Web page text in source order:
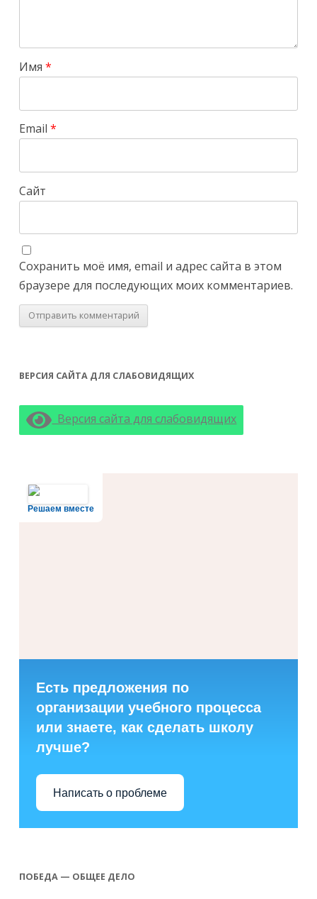
Имя*
Email*
Сайт
Сохранить моё имя, email и адрес сайта в этом
браузере для последующих моих комментариев.
ВЕРСИЯ САЙТА ДЛЯ СЛАБОВИДЯЩИХ
Версия сайта для слабовидящих
Решаем вместе
Есть предложения по
организации учебного процесса
или знаете, как сделать школу
лучше?
Написать о проблеме
ПОБЕДА — ОБЩЕЕ ДЕЛО